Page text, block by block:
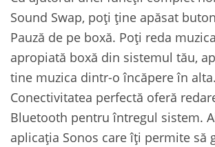
Sound Swap, poți ține apăsat
Pauză de pe boxă. Poți reda
apropiată boxă din sistemul tău,
tine muzica dintr-o încăpere în alta.
Conectivitatea perfectă oferă
Bluetooth pentru întregul sistem.
aplicația Sonos care îți permite să